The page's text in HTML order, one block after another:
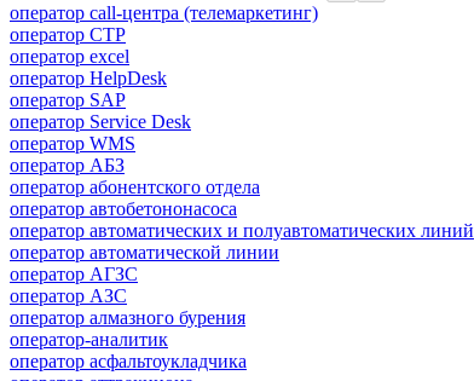
оператор call-центра (телемаркетинг)
оператор CTP
оператор excel
оператор HelpDesk
оператор SAP
оператор Service Desk
оператор WMS
оператор АБЗ
оператор абонентского отдела
оператор автобетононасоса
оператор автоматических и полуавтоматических линий
оператор автоматической линии
оператор АГЗС
оператор АЗС
оператор алмазного бурения
оператор-аналитик
оператор асфальтоукладчика